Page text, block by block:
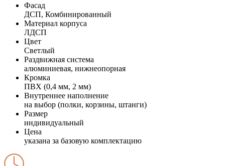
Фасад
ДСП, Комбинированный
Материал корпуса
ЛДСП
Цвет
Светлый
Раздвижная система
алюминиевая, нижнеопорная
Кромка
ПВХ (0,4 мм, 2 мм)
Внутреннее наполнение
на выбор (полки, корзины, штанги)
Размер
индивидуальный
Цена
указана за базовую комплектацию